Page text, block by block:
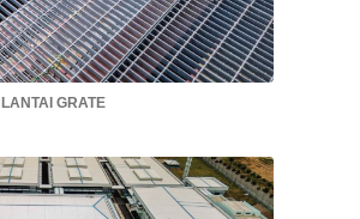
LANTAI GRATE